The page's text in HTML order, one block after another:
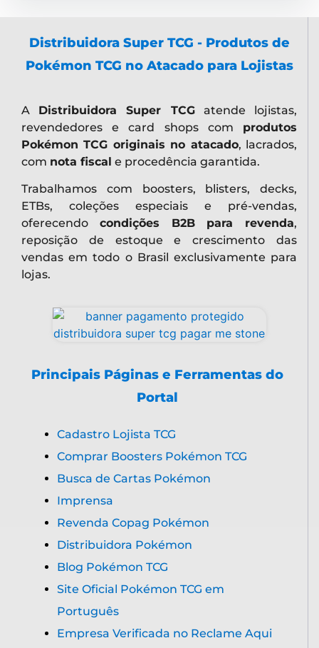
Distribuidora Super TCG - Produtos de
Pokémon TCG no Atacado para Lojistas
A Distribuidora Super TCGatende lojistas,
revendedores e card shops com produtos
Pokémon TCG originais no atacado, lacrados,
com nota fiscal e procedência garantida.
Trabalhamos com boosters, blisters, decks,
ETBs, coleções especiais e pré-vendas,
oferecendo condições B2B para revenda,
reposição de estoque e crescimento das
vendas em todo o Brasil exclusivamente para
lojas.
Principais Páginas e Ferramentas do
Portal
Cadastro Lojista TCG
Comprar Boosters Pokémon TCG
Busca de Cartas Pokémon
Imprensa
Revenda Copag Pokémon
Distribuidora Pokémon
Blog Pokémon TCG
Site Oficial Pokémon TCG em
Português
Empresa Verificada no Reclame Aqui